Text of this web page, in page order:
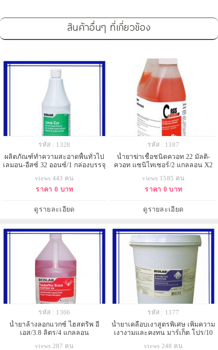
สินค้าอื่นๆ ที่เกี่ยวข้อง
รหัส : 1328
ผลิตภัณฑ์ทำความสะอาดพื้นทั่วไป
เลมอน-อีสซ์ 32 ออนซ์/1 กล่องบรรจุ
views 443 คน
ราคา 0 บาท
ดูรายละเอียด
รหัส : 1387
น้ำยาฆ่าเชื้อชนิดควอท 22 มัลติ-
ควอท แซนิไทเซอร์/2 แกลลอน X2
views 1585 คน
ราคา 0 บาท
ดูรายละเอียด
รหัส : 1366
น้ำยาล้างลอกแวกซ์ ไฮสตริพ อี
เอส/3.8 ลิตร/4 แกลลอน
views 287 คน
รหัส : 1377
น้ำยาเคลือบเงาสูตรพิเศษ เพิ่มความ
เงางามและคงทน มาร์เก็ต โปร/10
views 248 คน